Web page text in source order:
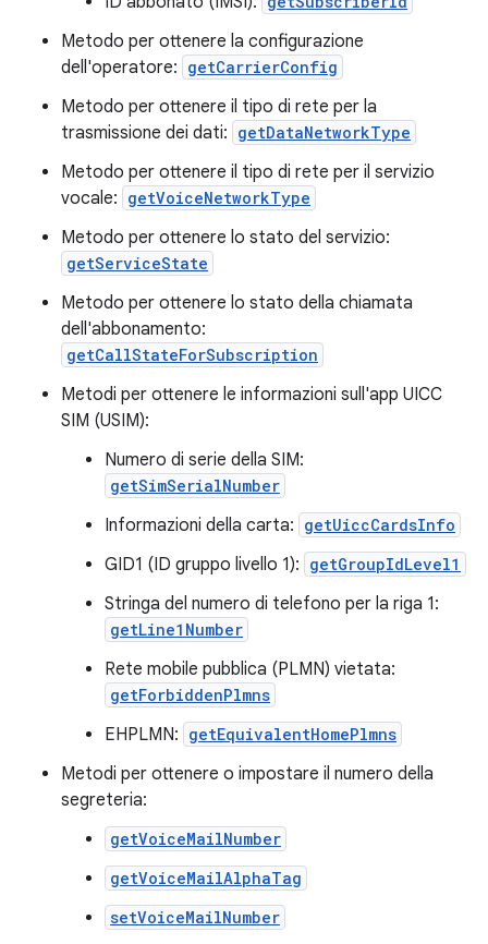
Metodo per ottenere la configurazione
dell'operatore: getCarrierConfig
Metodo per ottenere il tipo di rete per la
trasmissione dei dati: getDataNetworkType
Metodo per ottenere il tipo di rete per il servizio
vocale: getVoiceNetworkType
Metodo per ottenere lo stato del servizio:
getServiceState
Metodo per ottenere lo stato della chiamata
dell'abbonamento:
getCallStateForSubscription
Metodi per ottenere le informazioni sull'app UICC
SIM (USIM):
Numero di serie della SIM:
getSimSerialNumber
Informazioni della carta: getUiccCardsInfo
GID1 (ID gruppo livello 1): getGroupIdLevel1
Stringa del numero di telefono per la riga 1:
getLine1Number
Rete mobile pubblica (PLMN) vietata:
getForbiddenPlmns
EHPLMN: getEquivalentHomePlmns
Metodi per ottenere o impostare il numero della
segreteria:
getVoiceMailNumber
getVoiceMailAlphaTag
setVoiceMailNumber